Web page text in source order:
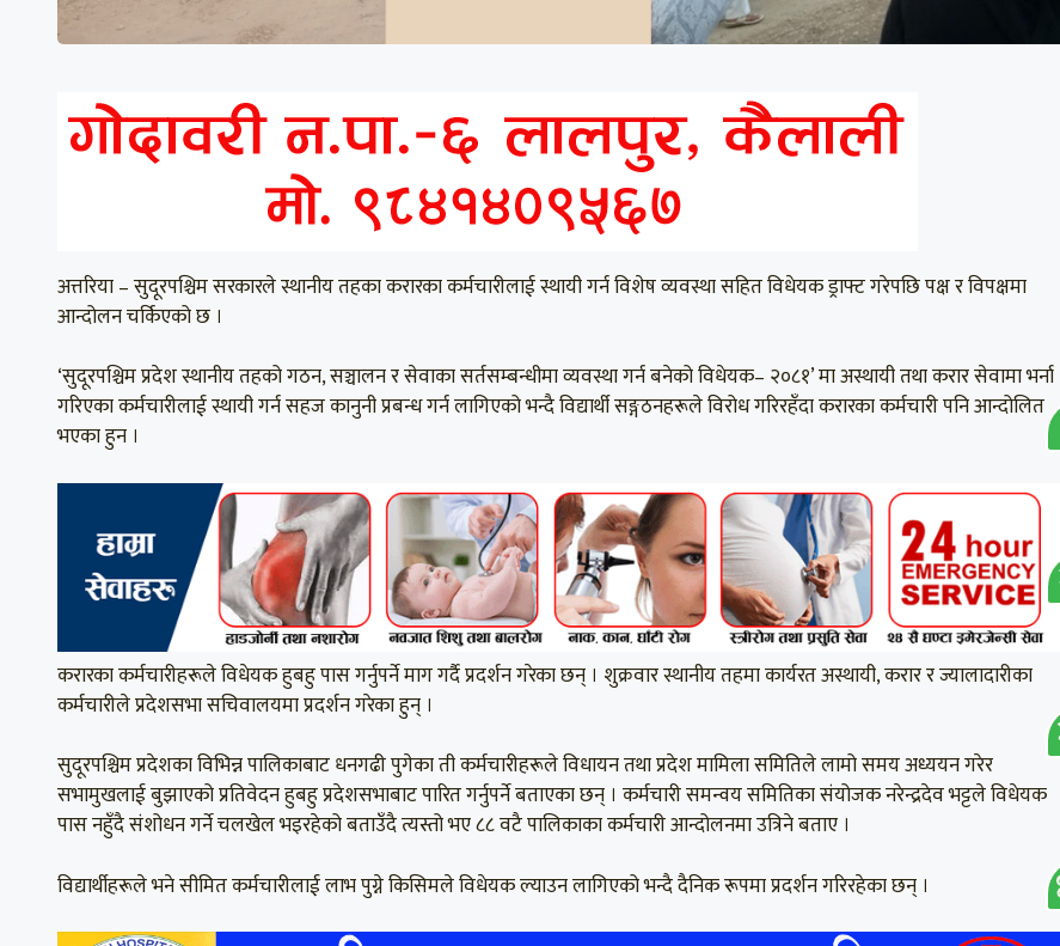
अत्तरिया – सुदूरपश्चिम सरकारले स्थानीय तहका करारका कर्मचारीलाई स्थायी गर्न विशेष व्यवस्था सहित विधेयक ड्राफ्ट गरेपछि पक्ष र विपक्षमा
आन्दोलन चर्किएको छ ।
‘सुदूरपश्चिम प्रदेश स्थानीय तहको गठन, सञ्चालन र सेवाका सर्तसम्बन्धीमा व्यवस्था गर्न बनेको विधेयक– २०८१’ मा अस्थायी तथा करार सेवामा भर्ना
गरिएका कर्मचारीलाई स्थायी गर्न सहज कानुनी प्रबन्ध गर्न लागिएको भन्दै विद्यार्थी सङ्गठनहरूले विरोध गरिरहँदा करारका कर्मचारी पनि आन्दोलित
भएका हुन ।
करारका कर्मचारीहरूले विधेयक हुबहु पास गर्नुपर्ने माग गर्दै प्रदर्शन गरेका छन् । शुक्रवार स्थानीय तहमा कार्यरत अस्थायी, करार र ज्यालादारीका
कर्मचारीले प्रदेशसभा सचिवालयमा प्रदर्शन गरेका हुन् ।
सुदूरपश्चिम प्रदेशका विभिन्न पालिकाबाट धनगढी पुगेका ती कर्मचारीहरूले विधायन तथा प्रदेश मामिला समितिले लामो समय अध्ययन गरेर
सभामुखलाई बुझाएको प्रतिवेदन हुबहु प्रदेशसभाबाट पारित गर्नुपर्ने बताएका छन् । कर्मचारी समन्वय समितिका संयोजक नरेन्द्रदेव भट्टले विधेयक
पास नहुँदै संशोधन गर्ने चलखेल भइरहेको बताउँदै त्यस्तो भए ८८ वटै पालिकाका कर्मचारी आन्दोलनमा उत्रिने बताए ।
विद्यार्थीहरूले भने सीमित कर्मचारीलाई लाभ पुग्ने किसिमले विधेयक ल्याउन लागिएको भन्दै दैनिक रूपमा प्रदर्शन गरिरहेका छन् ।